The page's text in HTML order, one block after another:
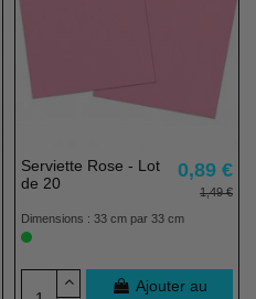
Serviette Rose - Lot
de 20
0,89 €
1,49 €
Dimensions : 33 cm par 33 cm
Ajouter au